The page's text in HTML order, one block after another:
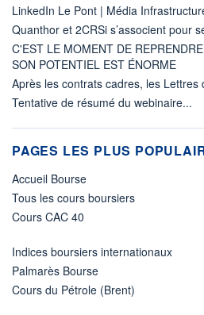
LinkedIn Le Pont | Média
Quanthor et 2CRSi s’associent pour
C'EST LE MOMENT DE
SON POTENTIEL EST ÉNORME
Après les contrats cadres, les
Tentative de résumé du webinaire...
PAGES LES PLUS
Accueil Bourse
Tous les cours boursiers
Cours CAC 40
Indices boursiers internationaux
Palmarès Bourse
Cours du Pétrole (Brent)